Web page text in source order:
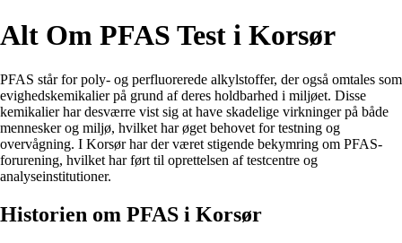
Alt Om PFAS Test i Korsør
PFAS står for poly- og perfluorerede alkylstoffer, der også omtales som
evighedskemikalier på grund af deres holdbarhed i miljøet. Disse
kemikalier har desværre vist sig at have skadelige virkninger på både
mennesker og miljø, hvilket har øget behovet for testning og
overvågning. I Korsør har der været stigende bekymring om PFAS-
forurening, hvilket har ført til oprettelsen af testcentre og
analyseinstitutioner.
Historien om PFAS i Korsør